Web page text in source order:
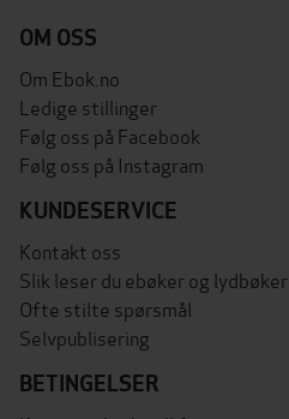
OM OSS
Om Ebok.no
Ledige stillinger
Følg oss på Facebook
Følg oss på Instagram
KUNDESERVICE
Kontakt oss
Slik leser du ebøker og lydbøker
Ofte stilte spørsmål
Selvpublisering
BETINGELSER